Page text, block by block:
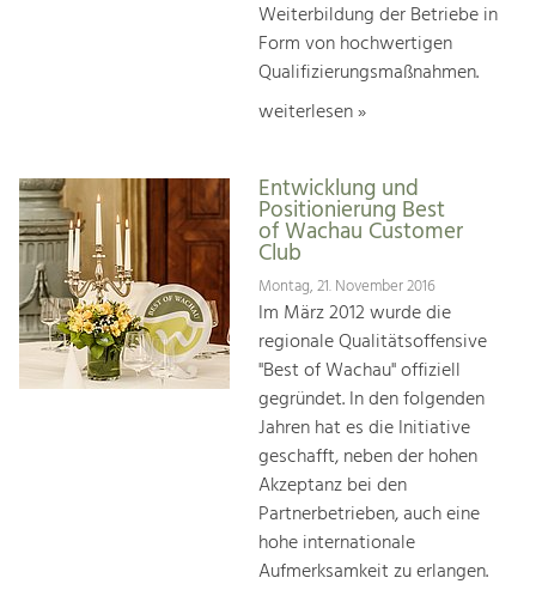
Weiterbildung der Betriebe in
Form von hochwertigen
Qualifizierungsmaßnahmen.
weiterlesen »
Entwicklung und
Positionierung Best
of Wachau Customer
Club
Montag, 21. November 2016
Im März 2012 wurde die
regionale Qualitätsoffensive
"Best of Wachau" offiziell
gegründet. In den folgenden
Jahren hat es die Initiative
geschafft, neben der hohen
Akzeptanz bei den
Partnerbetrieben, auch eine
hohe internationale
Aufmerksamkeit zu erlangen.